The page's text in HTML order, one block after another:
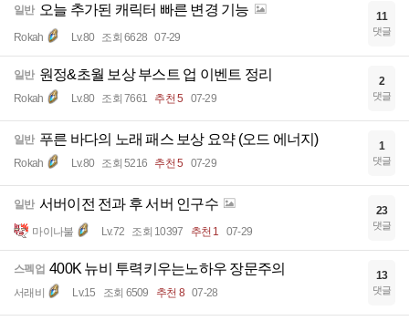
일반 오늘 추가된 캐릭터 빠른 변경 기능
Rokah Lv.80 조회 6628 07-29
11
댓글
일반 원정&초월 보상 부스트 업 이벤트 정리
Rokah Lv.80 조회 7661 추천 5 07-29
2
댓글
일반 푸른 바다의 노래 패스 보상 요약 (오드 에너지)
Rokah Lv.80 조회 5216 추천 5 07-29
1
댓글
일반 서버이전 전과 후 서버 인구수
마이나불 Lv.72 조회 10397 추천 1 07-29
23
댓글
스펙업 400K 뉴비 투력키우는노하우 장문주의
서래비 Lv.15 조회 6509 추천 8 07-28
13
댓글